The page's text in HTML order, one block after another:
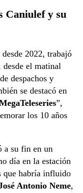
Caniulef y su
2022, trabajó
desde el matinal
despachos y
se destacó en
”,
los 10 años
a su fin en un
día en la estación
que habría influido
Antonio Neme,